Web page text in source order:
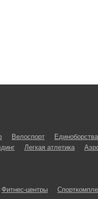
Велоспорт
Единоборства
Легкая атлетика
Фитнес-центры